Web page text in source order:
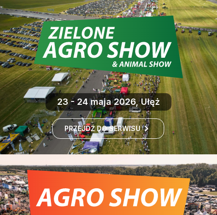
23 - 24 maja 2026, Ułęż
PRZEJDŹ DO SERWISU